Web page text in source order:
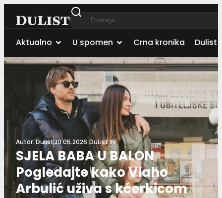
Aktualno U spomen Crna kronika Dulist
Autor:Dulist30.05.2026.DuList IN
SJELA BABA U BALON
Pogledajte kako Vlaho
Arbulić uživa s kćerkicom